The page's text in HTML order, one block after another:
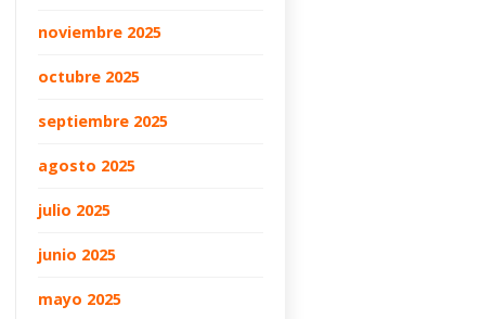
noviembre 2025
octubre 2025
septiembre 2025
agosto 2025
julio 2025
junio 2025
mayo 2025